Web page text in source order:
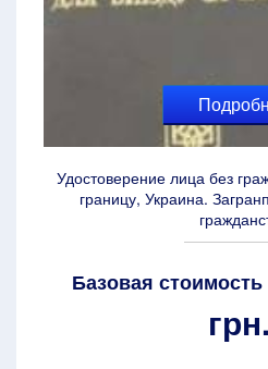
Удостоверение лица без
границу, Украина.
Базовая стоимость
грн.